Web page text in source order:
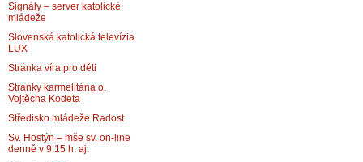
Signály – server katolické
mládeže
Slovenská katolická televízia
LUX
Stránka víra pro děti
Stránky karmelitána o.
Vojtěcha Kodeta
Středisko mládeže Radost
Sv. Hostýn – mše sv. on-line
denně v 9.15 h. aj.